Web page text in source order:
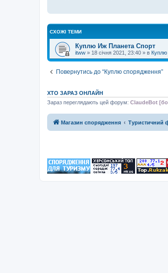
л
н
н
я
СХОЖІ ТЕМИ
Куплю Иж Планета Спорт
itww » 18 січня 2021, 23:40 » в Куплю
Повернутись до “Куплю спорядження”
ХТО ЗАРАЗ ОНЛАЙН
Зараз переглядають цей форум: ClaudeBot
Магазин спорядження Туристичний